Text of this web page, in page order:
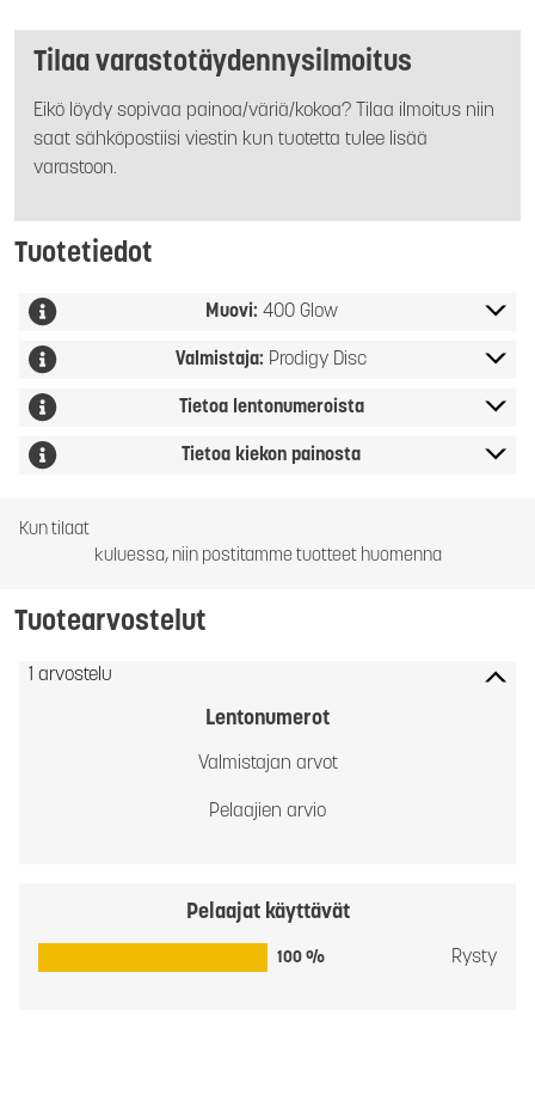
Tilaa varastotäydennysilmoitus
Eikö löydy sopivaa painoa/väriä/kokoa? Tilaa ilmoitus niin
saat sähköpostiisi viestin kun tuotetta tulee lisää
varastoon.
Tuotetiedot
Muovi: 400 Glow
Valmistaja: Prodigy Disc
Tietoa lentonumeroista
Tietoa kiekon painosta
Kun tilaat
kuluessa, niin postitamme tuotteet huomenna
Tuotearvostelut
1 arvostelu
Lentonumerot
Valmistajan arvot
Pelaajien arvio
Pelaajat käyttävät
100 % Rysty